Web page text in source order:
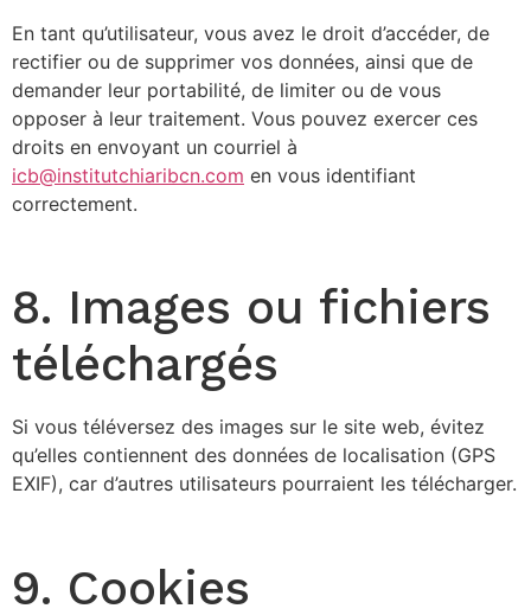
En tant qu’utilisateur, vous avez le droit d’accéder, de
rectifier ou de supprimer vos données, ainsi que de
demander leur portabilité, de limiter ou de vous
opposer à leur traitement. Vous pouvez exercer ces
droits en envoyant un courriel à
icb@institutchiaribcn.com en vous identifiant
correctement.
8. Images ou fichiers
téléchargés
Si vous téléversez des images sur le site web, évitez
qu’elles contiennent des données de localisation (GPS
EXIF), car d’autres utilisateurs pourraient les télécharger.
9. Cookies